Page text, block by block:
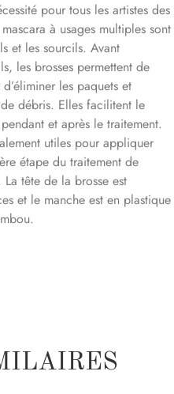
pour tous les artistes des
à usages multiples sont
et les sourcils. Avant
les brosses permettent de
les paquets et
débris. Elles facilitent le
et après le traitement.
utiles pour appliquer
étape du traitement de
tête de la brosse est
et le manche est en plastique